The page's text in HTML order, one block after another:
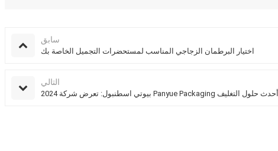
سابق
اختيار البرطمان الزجاجي المناسب لمستحضرات التجميل الخاصة بك
التالي
2024 بيوتي اسطنبول: تعرض شركة Panyue Packaging أحدث حلول التغليف